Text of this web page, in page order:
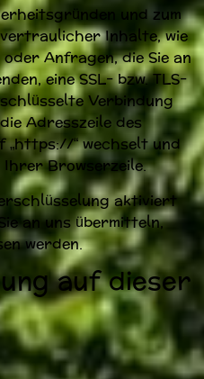
und zum
Inhalte, wie
Anfragen, die Sie an
eine SSL- bzw. TLS-
Verbindung
Adresszeile des
„https://“ wechselt und
Ihrer Browserzeile.
aktiviert
an uns übermitteln,
werden.
auf dieser